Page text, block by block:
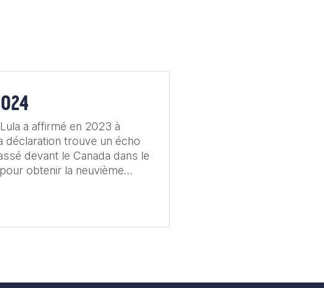
a affirmé en 2023 à
déclaration trouve un écho
devant le Canada dans le
obtenir la neuvième
Si la visite du président